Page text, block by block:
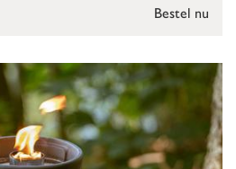
Bestel nu